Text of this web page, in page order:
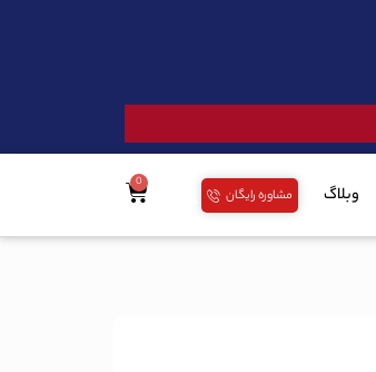
وبلاگ مشاوره رایگان